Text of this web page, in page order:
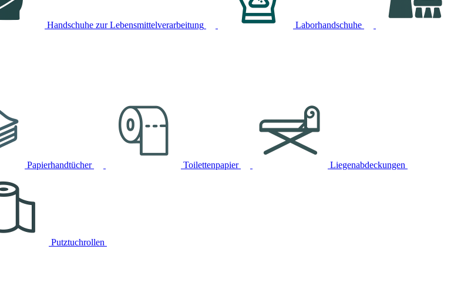
Handschuhe zur Lebensmittelverarbeitung
Laborhandschuhe
Papierhandtücher Toilettenpapier Liegenabdeckungen
Putztuchrollen